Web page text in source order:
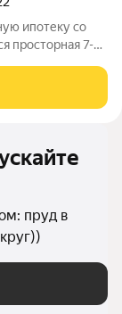
ипотеку со
просторная 7-
раздельные
пруд в